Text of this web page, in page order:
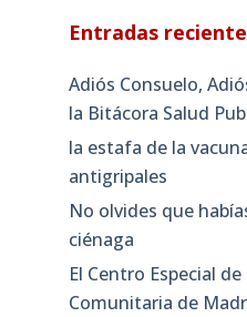
Entradas
Adiós Consuelo,
la Bitácora Salud
la estafa de la
antigripales
No olvides que
ciénaga
El Centro Especial
Comunitaria de